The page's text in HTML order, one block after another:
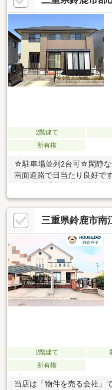
2階建て
所有権
☆駐車場並列2台可☆閑静
南面道路で日当たり良好で
三重県鈴鹿市南
2階建て
所有権
当店は「物件を売る会社」